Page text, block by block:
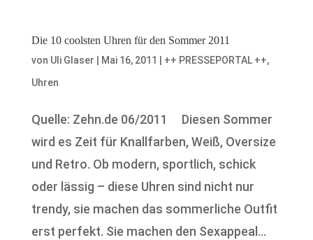
Die 10 coolsten Uhren für den Sommer 2011
von Uli Glaser Mai 16, 2011 ++ PRESSEPORTAL ++,
Uhren
Quelle: Zehn.de 06/2011 Diesen Sommer
wird es Zeit für Knallfarben, Weiß, Oversize
und Retro. Ob modern, sportlich, schick
oder lässig – diese Uhren sind nicht nur
trendy, sie machen das sommerliche Outfit
erst perfekt. Sie machen den Sexappeal...